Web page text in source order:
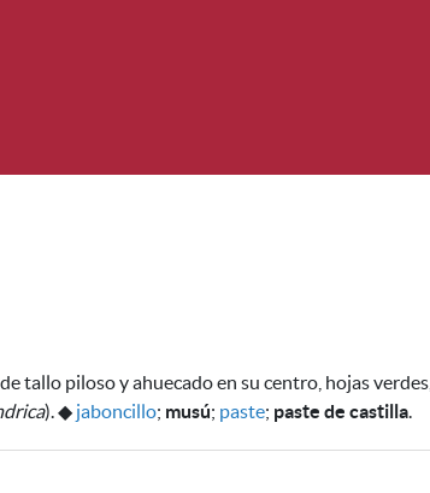
tallo piloso y ahuecado en su centro, hojas verdes,
).◆ jaboncillo; musú; paste; paste de castilla.